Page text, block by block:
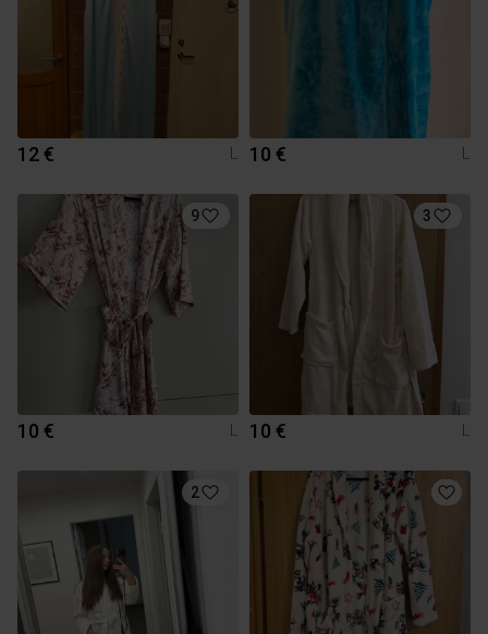
12 € L 10 € L
9
10 € L
3
10 € L
2